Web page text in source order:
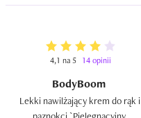
4,1 na 5 14 opinii
BodyBoom
Lekki nawilżający krem do rąk i